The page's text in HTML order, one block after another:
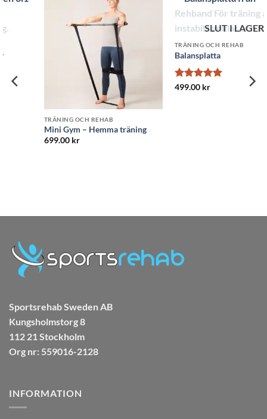
TRÄNING OCH REHAB
Mini Gym – Hemma träning
kr
SLUT I LAGER
TRÄNING OCH REHAB
Balansplatta
Betygsatt5
kr
Sportsrehab Sweden AB
Kungsholmstorg 8
112 21 Stockholm
Org nr: 559016-2128
INFORMATION